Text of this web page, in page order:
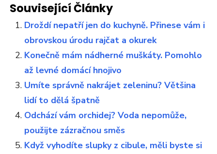
Související Články
Droždí nepatří jen do kuchyně. Přinese vám i
obrovskou úrodu rajčat a okurek
Konečně mám nádherné muškáty. Pomohlo
až levné domácí hnojivo
Umíte správně nakrájet zeleninu? Většina
lidí to dělá špatně
Odchází vám orchidej? Voda nepomůže,
použijte zázračnou směs
Když vyhodíte slupky z cibule, měli byste si